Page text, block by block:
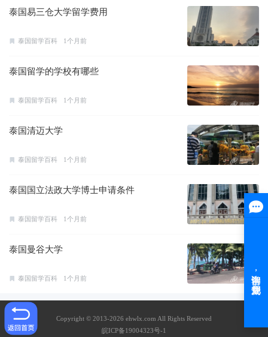
泰国易三仓大学留学费用
泰国留学百科 1个月前
泰国留学的学校有哪些
泰国留学百科 1个月前
泰国清迈大学
泰国留学百科 1个月前
泰国国立法政大学博士申请条件
泰国留学百科 1个月前
泰国曼谷大学
泰国留学百科 1个月前
Copyright © 2013-2026 ehwlx.com All Rights Reserved
皖ICP备19004323号-1